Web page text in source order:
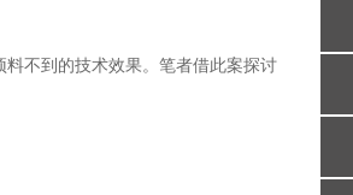
不到的技术效果。笔者借此案探讨